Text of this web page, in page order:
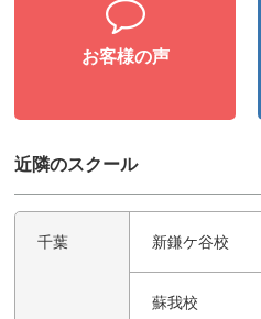
お客様の声
近隣のスクール
千葉 新鎌ケ谷校
蘇我校